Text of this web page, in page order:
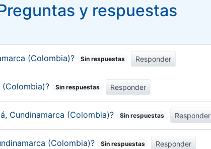
y respuestas
(Colombia)? Sin respuestas Responder
Sin respuestas Responder
Cundinamarca (Colombia)? Sin respuestas Responder
(Colombia)? Sin respuestas Responder